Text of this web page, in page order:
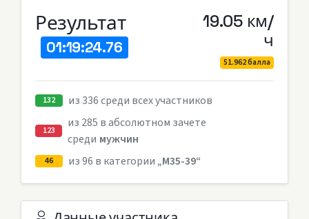
Результат
01:19:24.76
19.05 км/
ч
51.962 балла
132 из 336 среди всех участников
123
из 285 в абсолютном зачете
среди мужчин
46 из 96 в категории „M35-39“